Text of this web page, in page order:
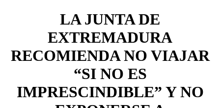
LA JUNTA DE
EXTREMADURA
RECOMIENDA NO VIAJAR
“SI NO ES
IMPRESCINDIBLE” Y NO